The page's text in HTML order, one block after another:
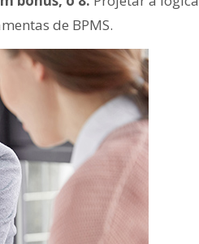
de BPMS.